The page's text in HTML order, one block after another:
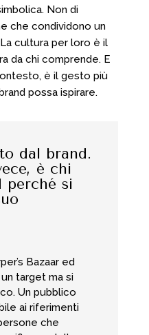
Non di
che condividono un
cultura per loro è il
da chi comprende. E
è il gesto più
possa ispirare.
dal brand.
è chi
perché si
Bazaar ed
target ma si
Un pubblico
ai riferimenti
che